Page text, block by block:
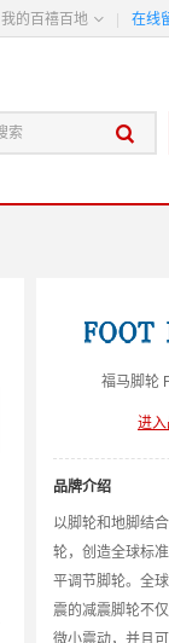
我的百禧百地  在线

福马脚轮
进入
品牌介绍
以脚轮和地脚结
轮，创造全球标
平调节脚轮。全
震的减震脚轮不
微小震动，并且